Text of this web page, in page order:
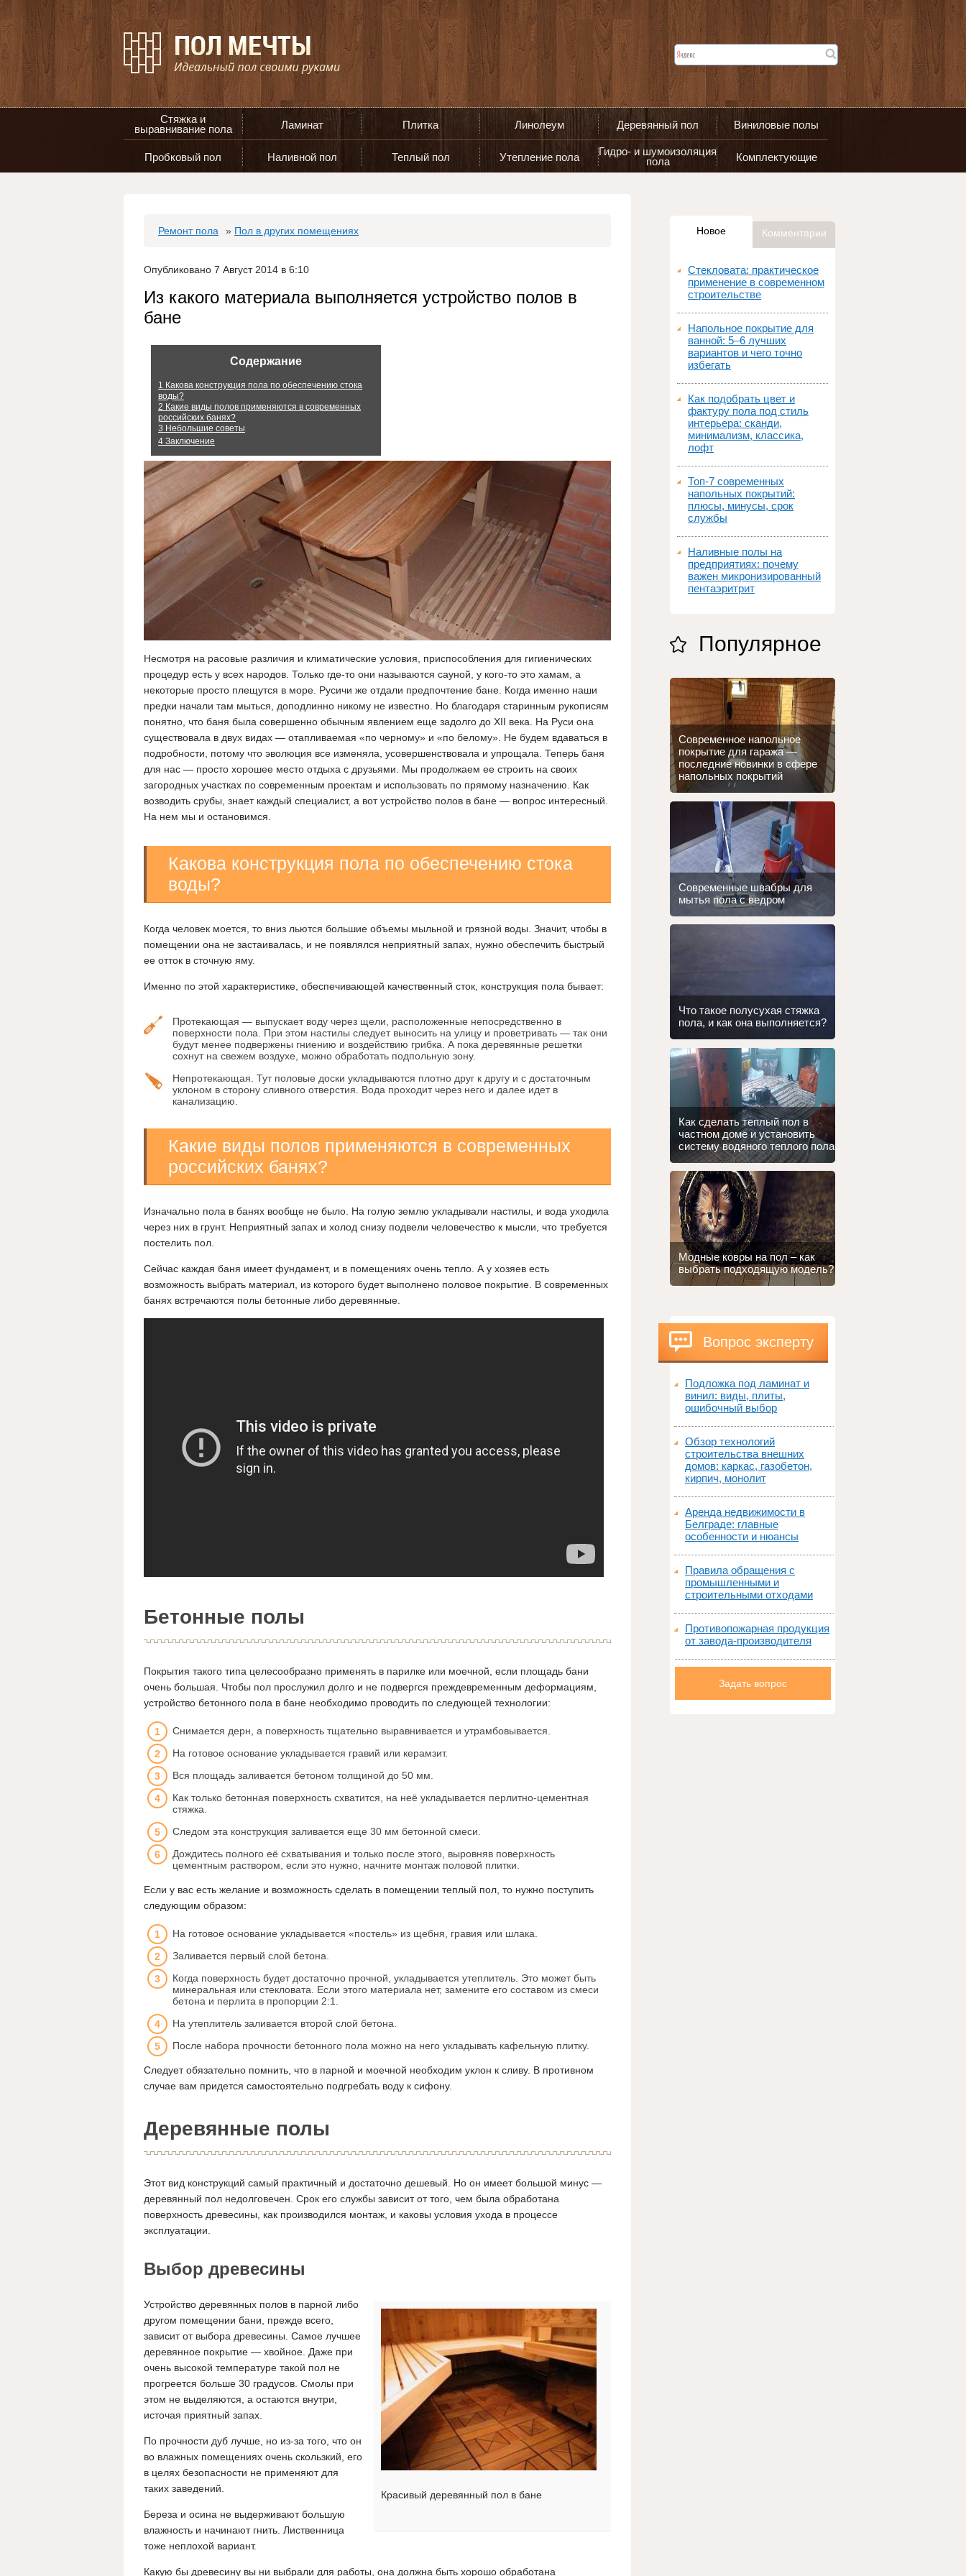
Стяжка и
выравнивание пола
Ламинат Плитка Линолеум Деревянный пол Виниловые полы
Пробковый пол Наливной пол Теплый пол Утепление пола
Гидро- и шумоизоляция
пола
Комплектующие
Ремонт пола » Пол в других помещениях
Опубликовано 7 Август 2014 в 6:10
Из какого материала выполняется устройство полов в
бане
Содержание
1 Какова конструкция пола по обеспечению стока
воды?
2 Какие виды полов применяются в современных
российских банях?
3 Небольшие советы
4 Заключение
Несмотря на расовые различия и климатические условия, приспособления для гигиенических
процедур есть у всех народов. Только где-то они называются сауной, у кого-то это хамам, а
некоторые просто плещутся в море. Русичи же отдали предпочтение бане. Когда именно наши
предки начали там мыться, доподлинно никому не известно. Но благодаря старинным рукописям
понятно, что баня была совершенно обычным явлением еще задолго до XII века. На Руси она
существовала в двух видах — отапливаемая «по черному» и «по белому». Не будем вдаваться в
подробности, потому что эволюция все изменяла, усовершенствовала и упрощала. Теперь баня
для нас — просто хорошее место отдыха с друзьями. Мы продолжаем ее строить на своих
загородных участках по современным проектам и использовать по прямому назначению. Как
возводить срубы, знает каждый специалист, а вот устройство полов в бане — вопрос интересный.
На нем мы и остановимся.
Какова конструкция пола по обеспечению стока
воды?
Когда человек моется, то вниз льются большие объемы мыльной и грязной воды. Значит, чтобы в
помещении она не застаивалась, и не появлялся неприятный запах, нужно обеспечить быстрый
ее отток в сточную яму.
Именно по этой характеристике, обеспечивающей качественный сток, конструкция пола бывает:
Протекающая — выпускает воду через щели, расположенные непосредственно в
поверхности пола. При этом настилы следует выносить на улицу и проветривать — так они
будут менее подвержены гниению и воздействию грибка. А пока деревянные решетки
сохнут на свежем воздухе, можно обработать подпольную зону.
Непротекающая. Тут половые доски укладываются плотно друг к другу и с достаточным
уклоном в сторону сливного отверстия. Вода проходит через него и далее идет в
канализацию.
Какие виды полов применяются в современных
российских банях?
Изначально пола в банях вообще не было. На голую землю укладывали настилы, и вода уходила
через них в грунт. Неприятный запах и холод снизу подвели человечество к мысли, что требуется
постелить пол.
Сейчас каждая баня имеет фундамент, и в помещениях очень тепло. А у хозяев есть
возможность выбрать материал, из которого будет выполнено половое покрытие. В современных
банях встречаются полы бетонные либо деревянные.
Бетонные полы
Покрытия такого типа целесообразно применять в парилке или моечной, если площадь бани
очень большая. Чтобы пол прослужил долго и не подвергся преждевременным деформациям,
устройство бетонного пола в бане необходимо проводить по следующей технологии:
Снимается дерн, а поверхность тщательно выравнивается и утрамбовывается.
На готовое основание укладывается гравий или керамзит.
Вся площадь заливается бетоном толщиной до 50 мм.
Как только бетонная поверхность схватится, на неё укладывается перлитно-цементная
стяжка.
Следом эта конструкция заливается еще 30 мм бетонной смеси.
Дождитесь полного её схватывания и только после этого, выровняв поверхность
цементным раствором, если это нужно, начните монтаж половой плитки.
Если у вас есть желание и возможность сделать в помещении теплый пол, то нужно поступить
следующим образом:
На готовое основание укладывается «постель» из щебня, гравия или шлака.
Заливается первый слой бетона.
Когда поверхность будет достаточно прочной, укладывается утеплитель. Это может быть
минеральная или стекловата. Если этого материала нет, замените его составом из смеси
бетона и перлита в пропорции 2:1.
На утеплитель заливается второй слой бетона.
После набора прочности бетонного пола можно на него укладывать кафельную плитку.
Следует обязательно помнить, что в парной и моечной необходим уклон к сливу. В противном
случае вам придется самостоятельно подгребать воду к сифону.
Деревянные полы
Этот вид конструкций самый практичный и достаточно дешевый. Но он имеет большой минус —
деревянный пол недолговечен. Срок его службы зависит от того, чем была обработана
поверхность древесины, как производился монтаж, и каковы условия ухода в процессе
эксплуатации.
Выбор древесины
Красивый деревянный пол в бане
Устройство деревянных полов в парной либо
другом помещении бани, прежде всего,
зависит от выбора древесины. Самое лучшее
деревянное покрытие — хвойное. Даже при
очень высокой температуре такой пол не
прогреется больше 30 градусов. Смолы при
этом не выделяются, а остаются внутри,
источая приятный запах.
По прочности дуб лучше, но из-за того, что он
во влажных помещениях очень скользкий, его
в целях безопасности не применяют для
таких заведений.
Береза и осина не выдерживают большую
влажность и начинают гнить. Лиственница
тоже неплохой вариант.
Какую бы древесину вы ни выбрали для работы, она должна быть хорошо обработана
Новое Комментарии
Стекловата: практическое
применение в современном
строительстве
Напольное покрытие для
ванной: 5–6 лучших
вариантов и чего точно
избегать
Как подобрать цвет и
фактуру пола под стиль
интерьера: сканди,
минимализм, классика,
лофт
Топ‑7 современных
напольных покрытий:
плюсы, минусы, срок
службы
Наливные полы на
предприятиях: почему
важен микронизированный
пентаэритрит
Популярное
Современное напольное
покрытие для гаража —
последние новинки в сфере
напольных покрытий
Современные швабры для
мытья пола с ведром
Что такое полусухая стяжка
пола, и как она выполняется?
Как сделать теплый пол в
частном доме и установить
систему водяного теплого пола
Модные ковры на пол – как
выбрать подходящую модель?
Вопрос эксперту
Подложка под ламинат и
винил: виды, плиты,
ошибочный выбор
Обзор технологий
строительства внешних
домов: каркас, газобетон,
кирпич, монолит
Аренда недвижимости в
Белграде: главные
особенности и нюансы
Правила обращения с
промышленными и
строительными отходами
Противопожарная продукция
от завода-производителя
Задать вопрос